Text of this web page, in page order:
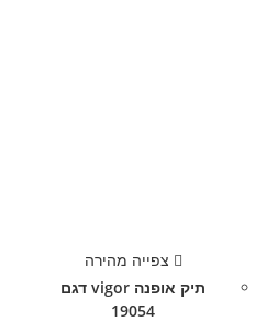
צפייה מהירה
תיק אופנה vigor דגם
19054